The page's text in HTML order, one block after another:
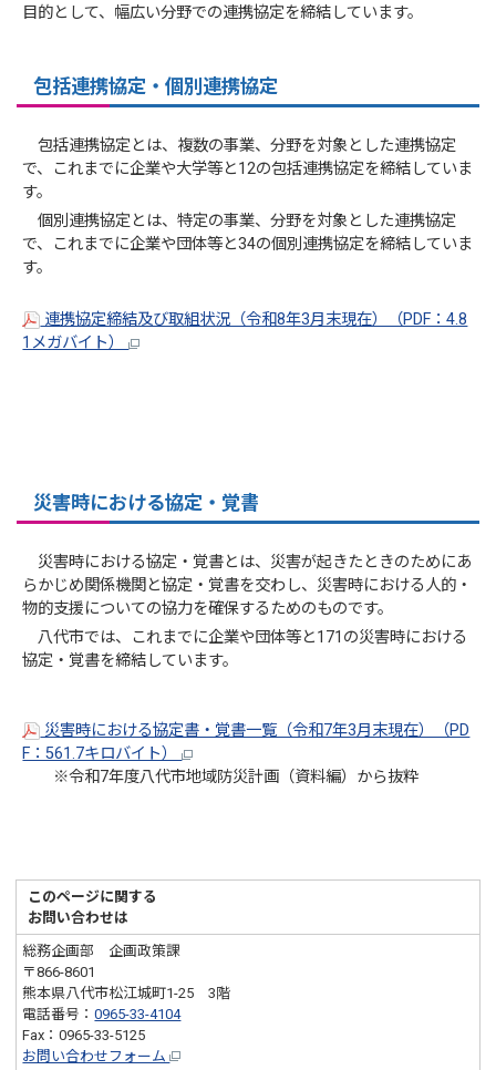
目的として、幅広い分野での連携協定を締結しています。
包括連携協定・個別連携協定
包括連携協定とは、複数の事業、分野を対象とした連携協定
で、これまでに企業や大学等と12の包括連携協定を締結していま
す。
個別連携協定とは、特定の事業、分野を対象とした連携協定
で、これまでに企業や団体等と34の個別連携協定を締結していま
す。
連携協定締結及び取組状況（令和8年3月末現在）（PDF：4.8
1メガバイト）
災害時における協定・覚書
災害時における協定・覚書とは、災害が起きたときのためにあ
らかじめ関係機関と協定・覚書を交わし、災害時における人的・
物的支援についての協力を確保するためのものです。
八代市では、これまでに企業や団体等と171の災害時における
協定・覚書を締結しています。
災害時における協定書・覚書一覧（令和7年3月末現在）（PD
F：561.7キロバイト）
※令和7年度八代市地域防災計画（資料編）から抜粋
このページに関する
お問い合わせは
総務企画部 企画政策課
〒866-8601
熊本県八代市松江城町1-25 3階
電話番号：0965-33-4104
Fax：0965-33-5125
お問い合わせフォーム